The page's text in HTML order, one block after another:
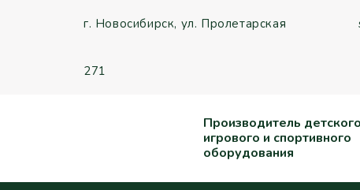
г. Новосибирск, ул. Пролетарская
271
Производитель детского
игрового и спортивного
оборудования